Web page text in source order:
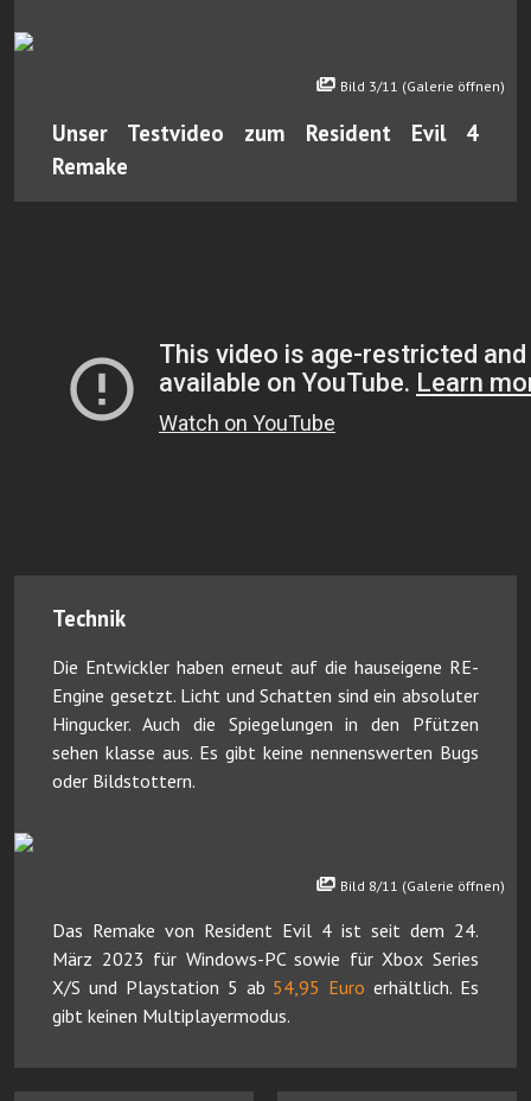
Bild 3/11 (Galerie öffnen)
Unser Testvideo zum Resident Evil 4
Remake
Technik
Die Entwickler haben erneut auf die hauseigene RE-
Engine gesetzt. Licht und Schatten sind ein absoluter
Hingucker. Auch die Spiegelungen in den Pfützen
sehen klasse aus. Es gibt keine nennenswerten Bugs
oder Bildstottern.
Bild 8/11 (Galerie öffnen)
Das Remake von Resident Evil 4 ist seit dem 24.
März 2023 für Windows-PC sowie für Xbox Series
X/S und Playstation 5 ab 54,95 Euro erhältlich. Es
gibt keinen Multiplayermodus.